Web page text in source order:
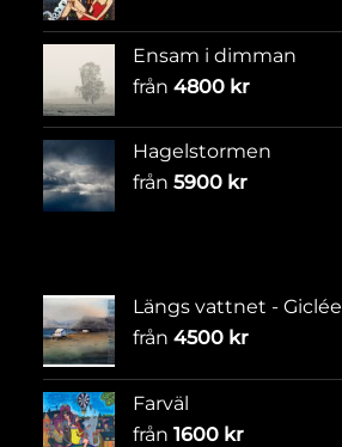
Ensam i dimman
från 4800 kr
Hagelstormen
från 5900 kr
Längs vattnet - Giclée
från 4500 kr
Farväl
från 1600 kr